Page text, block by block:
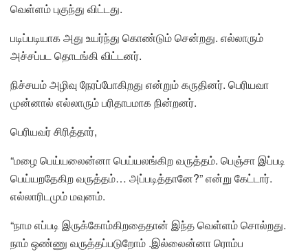
வெள்ளம் புகுந்து விட்டது.
படிப்படியாக அது உயர்ந்து கொண்டும் சென்றது. எல்லாரும்
அச்சப்பட தொடங்கி விட்டனர்.
நிச்சயம் அழிவு நேரப்போகிறது என்றும் கருதினர். பெரியவா
முன்னால் எல்லாரும் பரிதாபமாக நின்றனர்.
பெரியவர் சிரித்தார்,
“மழை பெய்யலைன்னா பெய்யலங்கிற வருத்தம். பெஞ்சா இப்படி
பெய்யறதேகிற வருத்தம்… அப்படித்தானே?” என்று கேட்டார்.
எல்லாரிடமும் மவுனம்.
“நாம எப்படி இருக்கோம்கிறதைதான் இந்த வெள்ளம் சொல்றது.
நாம் ஒண்ணு வருத்தப்படுறோம் .இல்லைன்னா ரொம்ப